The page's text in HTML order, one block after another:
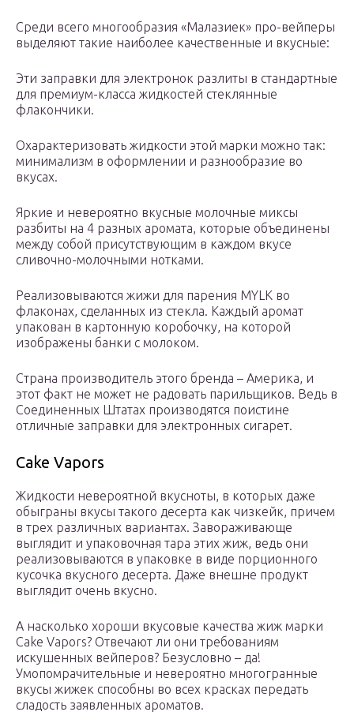
Среди всего многообразия «Малазиек» про-вейперы
выделяют такие наиболее качественные и вкусные:
Эти заправки для электронок разлиты в стандартные
для премиум-класса жидкостей стеклянные
флакончики.
Охарактеризовать жидкости этой марки можно так:
минимализм в оформлении и разнообразие во
вкусах.
Яркие и невероятно вкусные молочные миксы
разбиты на 4 разных аромата, которые объединены
между собой присутствующим в каждом вкусе
сливочно-молочными нотками.
Реализовываются жижи для парения MYLK во
флаконах, сделанных из стекла. Каждый аромат
упакован в картонную коробочку, на которой
изображены банки с молоком.
Страна производитель этого бренда – Америка, и
этот факт не может не радовать парильщиков. Ведь в
Соединенных Штатах производятся поистине
отличные заправки для электронных сигарет.
Cake Vapors
Жидкости невероятной вкусноты, в которых даже
обыграны вкусы такого десерта как чизкейк, причем
в трех различных вариантах. Завораживающе
выглядит и упаковочная тара этих жиж, ведь они
реализовываются в упаковке в виде порционного
кусочка вкусного десерта. Даже внешне продукт
выглядит очень вкусно.
А насколько хороши вкусовые качества жиж марки
Cake Vapors? Отвечают ли они требованиям
искушенных вейперов? Безусловно – да!
Умопомрачительные и невероятно многогранные
вкусы жижек способны во всех красках передать
сладость заявленных ароматов.